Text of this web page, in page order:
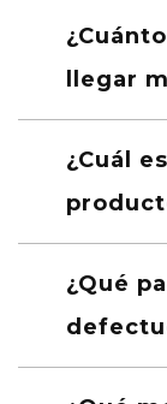
llegar
¿Cuál
¿Qué